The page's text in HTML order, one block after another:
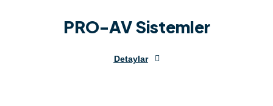
PRO-AV Sistemler
Detaylar